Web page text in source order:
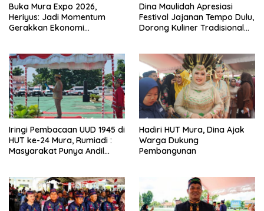
Buka Mura Expo 2026,
Heriyus: Jadi Momentum
Gerakkan Ekonomi
Dina Maulidah Apresiasi
Festival Jajanan Tempo Dulu,
Dorong Kuliner Tradisional
Iringi Pembacaan UUD 1945 di
HUT ke-24 Mura, Rumiadi :
Masyarakat Punya Andil
Hadiri HUT Mura, Dina Ajak
Warga Dukung
Pembangunan